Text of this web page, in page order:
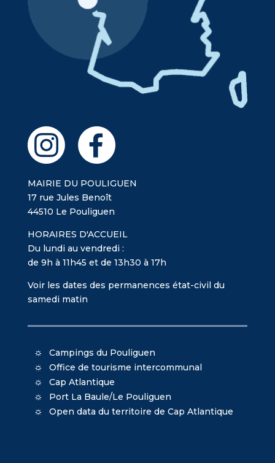
MAIRIE DU POULIGUEN
17 rue Jules Benoît
44510 Le Pouliguen
HORAIRES D'ACCUEIL
Du lundi au vendredi :
de 9h à 11h45 et de 13h30 à 17h
Voir les dates des permanences état-civil du
samedi matin
Campings du Pouliguen
Office de tourisme intercommunal
Cap Atlantique
Port La Baule/Le Pouliguen
Open data du territoire de Cap Atlantique